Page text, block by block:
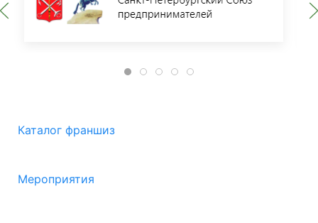
Каталог франшиз
Мероприятия